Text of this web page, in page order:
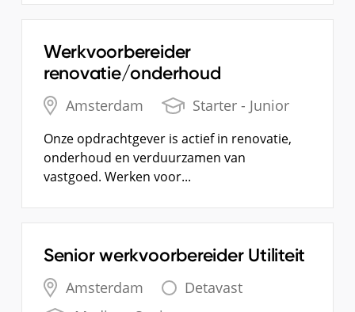
Werkvoorbereider
renovatie/onderhoud
Amsterdam Starter - Junior
Onze opdrachtgever is actief in renovatie,
onderhoud en verduurzamen van
vastgoed. Werken voor...
Senior werkvoorbereider Utiliteit
Amsterdam
Detavast